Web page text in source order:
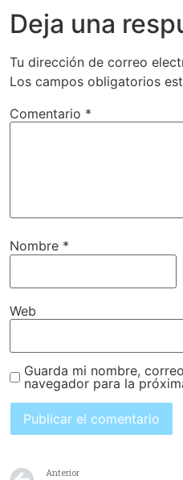
Deja una
Tu dirección de correo
Los campos obligatorios
Comentario *
Nombre *
Web
Guarda mi nombre,
navegador para la
Anterior